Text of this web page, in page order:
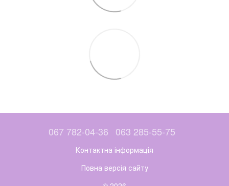
067 782-04-36 063 285-55-75
Контактна інформація
Повна версія сайту